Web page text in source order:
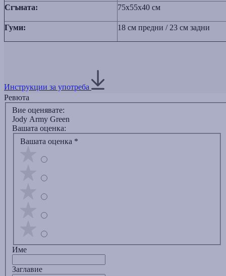
Сгъната: 75x55x40 см
Гуми: 18 cм предни / 23 cм задни
Инструкции за употреба
Ревюта
Вие оценявате:
Jody Army Green
Вашата оценка:
Вашата оценка *
Име
Заглавиe